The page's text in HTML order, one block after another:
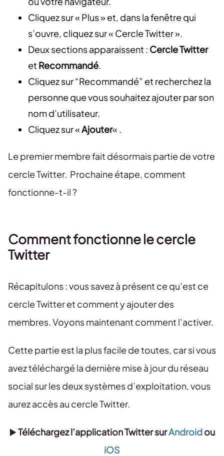
Cliquez sur « Plus » et, dans la fenêtre qui
s’ouvre, cliquez sur « Cercle Twitter ».
Deux sections apparaissent : Cercle Twitter
et Recommandé.
Cliquez sur “Recommandé” et recherchez la
personne que vous souhaitez ajouter par son
nom d’utilisateur.
Cliquez sur «Ajouter« .
Le premier membre fait désormais partie de votre
cercle Twitter. Prochaine étape, comment
fonctionne-t-il ?
Comment fonctionne le cercle
Twitter
Récapitulons : vous savez à présent ce qu’est ce
cercle Twitter et comment y ajouter des
membres. Voyons maintenant comment l’activer.
Cette partie est la plus facile de toutes, car si vous
avez téléchargé la dernière mise à jour du réseau
social sur les deux systèmes d’exploitation, vous
aurez accès au cercle Twitter.
▶️Téléchargez l’application Twitter surAndroidou
iOS